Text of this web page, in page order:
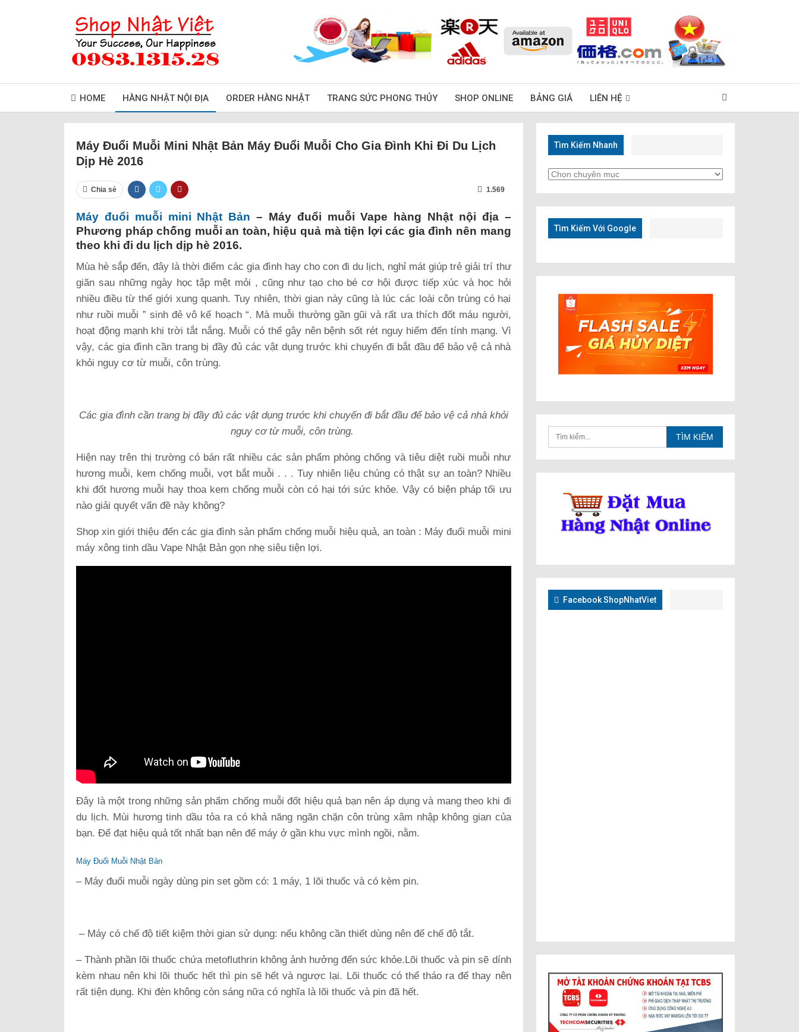
HOME HÀNG NHẬT NỘI ĐỊA ORDER HÀNG NHẬT TRANG SỨC PHONG THỦY SHOP ONLINE BẢNG GIÁ LIÊN HỆ
Máy Đuổi Muỗi Mini Nhật Bản Máy Đuổi Muỗi Cho Gia Đình Khi Đi Du Lịch
Dịp Hè 2016
Chia sẻ 1.569
Máy đuổi muỗi mini Nhật Bản – Máy đuổi muỗi Vape hàng Nhật nội địa –
Phương pháp chống muỗi an toàn, hiệu quả mà tiện lợi các gia đình nên mang
theo khi đi du lịch dịp hè 2016.
Mùa hè sắp đến, đây là thời điểm các gia đình hay cho con đi du lịch, nghỉ mát giúp trẻ giải trí thư
giãn sau những ngày học tập mệt mỏi , cũng như tạo cho bé cơ hội được tiếp xúc và học hỏi
nhiều điều từ thế giới xung quanh. Tuy nhiên, thời gian này cũng là lúc các loài côn trùng có hại
như ruồi muỗi ” sinh đẻ vô kế hoạch “. Mà muỗi thường gần gũi và rất ưa thích đốt máu người,
hoạt động mạnh khi trời tắt nắng. Muỗi có thể gây nên bệnh sốt rét nguy hiểm đến tính mạng. Vì
vậy, các gia đình cần trang bị đầy đủ các vật dụng trước khi chuyến đi bắt đầu để bảo vệ cả nhà
khỏi nguy cơ từ muỗi, côn trùng.
Các gia đình cần trang bị đầy đủ các vật dụng trước khi chuyến đi bắt đầu để bảo vệ cả nhà khỏi
nguy cơ từ muỗi, côn trùng.
Hiện nay trên thị trường có bán rất nhiều các sản phẩm phòng chống và tiêu diệt ruồi muỗi như
hương muỗi, kem chống muỗi, vợt bắt muỗi . . . Tuy nhiên liệu chúng có thật sự an toàn? Nhiều
khi đốt hương muỗi hay thoa kem chống muỗi còn có hại tới sức khỏe. Vậy có biện pháp tối ưu
nào giải quyết vấn đề này không?
Shop xin giới thiệu đến các gia đình sản phẩm chống muỗi hiệu quả, an toàn : Máy đuổi muỗi mini
máy xông tinh dầu Vape Nhật Bản gọn nhẹ siêu tiện lợi.
Đây là một trong những sản phẩm chống muỗi đốt hiệu quả bạn nên áp dụng và mang theo khi đi
du lịch. Mùi hương tinh dầu tỏa ra có khả năng ngăn chặn côn trùng xâm nhập không gian của
bạn. Để đạt hiệu quả tốt nhất bạn nên để máy ở gần khu vực mình ngồi, nằm.
Máy Đuổi Muỗi Nhật Bản
– Máy đuổi muỗi ngày dùng pin set gồm có: 1 máy, 1 lõi thuốc và có kèm pin.
– Máy có chế độ tiết kiệm thời gian sử dụng: nếu không cần thiết dùng nên để chế độ tắt.
– Thành phần lõi thuốc chứa metofluthrin không ảnh hưởng đến sức khỏe.Lõi thuốc và pin sẽ dính
kèm nhau nên khi lõi thuốc hết thì pin sẽ hết và ngược lại. Lõi thuốc có thể tháo ra để thay nên
rất tiện dụng. Khi đèn không còn sáng nữa có nghĩa là lõi thuốc và pin đã hết.
Tìm Kiếm Nhanh
Tìm
Tìm Kiếm Với Google
Facebook ShopNhatViet